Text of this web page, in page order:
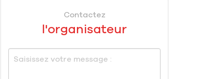
Contactez
l'organisateur